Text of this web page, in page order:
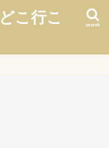
こ行こ
search